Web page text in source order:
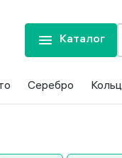
Каталог
Серебро